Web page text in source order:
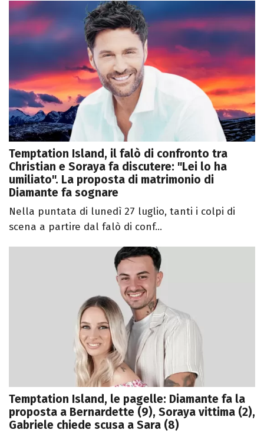
Temptation Island, il falò di confronto tra
Christian e Soraya fa discutere: "Lei lo ha
umiliato". La proposta di matrimonio di
Diamante fa sognare
Nella puntata di lunedì 27 luglio, tanti i colpi di
scena a partire dal falò di conf...
Temptation Island, le pagelle: Diamante fa la
proposta a Bernardette (9), Soraya vittima (2),
Gabriele chiede scusa a Sara (8)